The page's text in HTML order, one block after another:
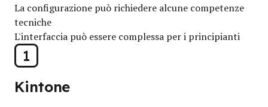
1
Kintone
La configurazione può richiedere alcune competenze
tecniche
L'interfaccia può essere complessa per i principianti